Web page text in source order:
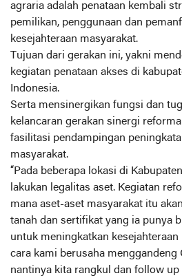
agraria adalah penataan kembali
pemilikan, penggunaan dan
kesejahteraan masyarakat.
Tujuan dari gerakan ini, yakni
kegiatan penataan akses di
Indonesia.
Serta mensinergikan fungsi dan
kelancaran gerakan sinergi
fasilitasi pendampingan
masyarakat.
“Pada beberapa lokasi di
lakukan legalitas aset. Kegiatan
mana aset-aset masyarakat itu
tanah dan sertifikat yang ia punya
untuk meningkatkan kesejahteraan
cara kami berusaha menggandeng
nantinya kita rangkul dan follow up